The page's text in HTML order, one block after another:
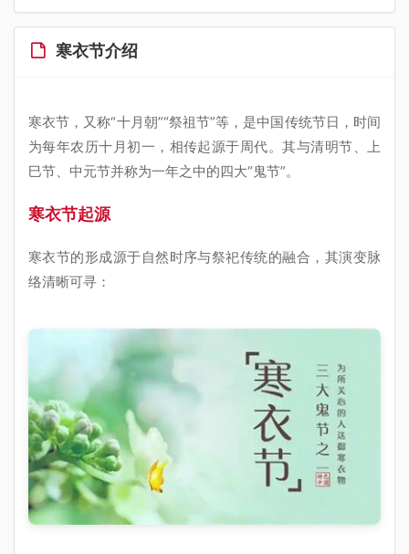
寒衣节介绍
寒衣节，又称“十月朝”“祭祖节”等，是中国传统节日，时间
为每年农历十月初一，相传起源于周代。其与清明节、上
巳节、中元节并称为一年之中的四大“鬼节”。
寒衣节起源
寒衣节的形成源于自然时序与祭祀传统的融合，其演变脉
络清晰可寻：